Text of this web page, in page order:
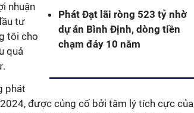
Phát Đạt lãi ròng 523 tỷ nhờ
dự án Bình Định, dòng tiền
chạm đáy 10 năm
nhuận
tư
tôi cho
quả
phát
được củng cố bởi tâm lý tích cực của